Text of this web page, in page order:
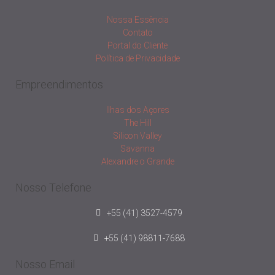
Nossa Essência
Contato
Portal do Cliente
Política de Privacidade
Empreendimentos
Ilhas dos Açores
The Hill
Silicon Valley
Savanna
Alexandre o Grande
Nosso Telefone
+55 (41) 3527-4579
+55 (41) 98811-7688
Nosso Email